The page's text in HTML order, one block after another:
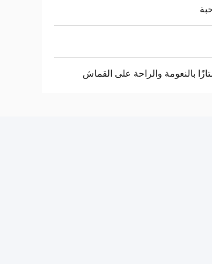
بالنعومة والراحة على القماش